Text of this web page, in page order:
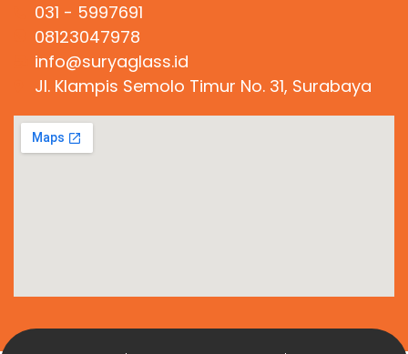
031 - 5997691
08123047978
info@suryaglass.id
Jl. Klampis Semolo Timur No. 31, Surabaya